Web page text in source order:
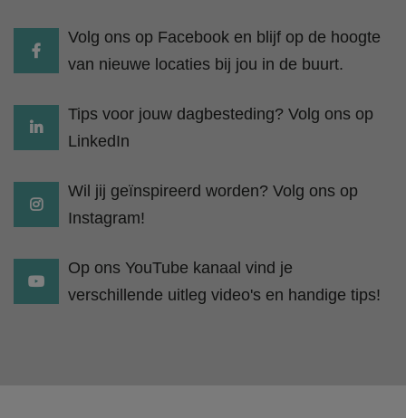
Volg ons op Facebook en blijf op de hoogte
van nieuwe locaties bij jou in de buurt.
Tips voor jouw dagbesteding? Volg ons op
LinkedIn
Wil jij geïnspireerd worden? Volg ons op
Instagram!
Op ons YouTube kanaal vind je
verschillende uitleg video's en handige tips!